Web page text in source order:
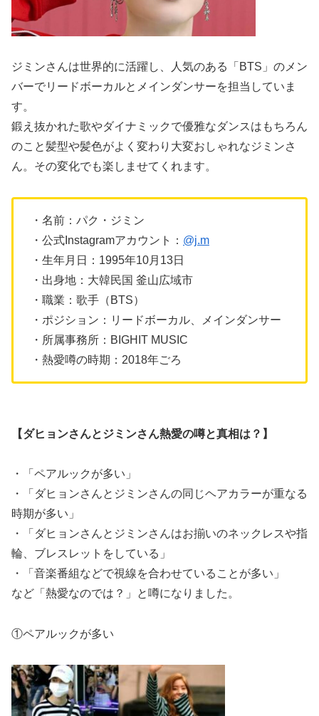
ジミンさんは世界的に活躍し、人気のある「BTS」のメン
バーでリードボーカルとメインダンサーを担当していま
す。
鍛え抜かれた歌やダイナミックで優雅なダンスはもちろん
のこと髪型や髪色がよく変わり大変おしゃれなジミンさ
ん。その変化でも楽しませてくれます。
・名前：パク・ジミン
・公式Instagramアカウント： @j.m
・生年月日：1995年10月13日
・出身地：大韓民国 釜山広域市
・職業：歌手（BTS）
・ポジション：リードボーカル、メインダンサー
・所属事務所：BIGHIT MUSIC
・熱愛噂の時期：2018年ごろ
【ダヒョンさんとジミンさん熱愛の噂と真相は？】
・「ペアルックが多い」
・「ダヒョンさんとジミンさんの同じヘアカラーが重なる
時期が多い」
・「ダヒョンさんとジミンさんはお揃いのネックレスや指
輪、ブレスレットをしている」
・「音楽番組などで視線を合わせていることが多い」
など「熱愛なのでは？」と噂になりました。
①ペアルックが多い